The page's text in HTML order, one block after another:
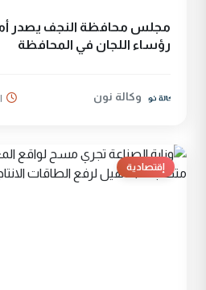
مجلس محافظة النجف يصدر
رؤساء اللجان في المحافظة
وكالة نون
إقتصادية